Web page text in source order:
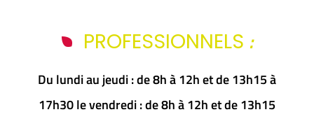
PROFESSIONNELS :
Du lundi au jeudi : de 8h à 12h et de 13h15 à
17h30 le vendredi : de 8h à 12h et de 13h15